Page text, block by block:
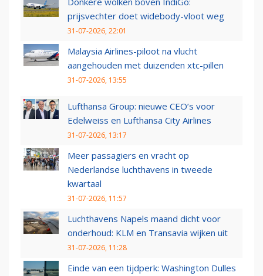
prijsvechter doet widebody-vloot weg
31-07-2026, 22:01
Malaysia Airlines-piloot na vlucht
aangehouden met duizenden xtc-pillen
31-07-2026, 13:55
Lufthansa Group: nieuwe CEO’s voor
Edelweiss en Lufthansa City Airlines
31-07-2026, 13:17
Meer passagiers en vracht op
Nederlandse luchthavens in tweede
kwartaal
31-07-2026, 11:57
Luchthavens Napels maand dicht voor
onderhoud: KLM en Transavia wijken uit
31-07-2026, 11:28
Einde van een tijdperk: Washington Dulles